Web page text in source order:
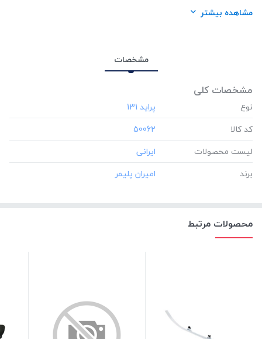
برند:امیران پلیمر
مشاهده بیشتر
مشخصات
مشخصات کلی
نوع
کد کالا
‎50062
لیست محصولات
برند
محصولات مرتبط